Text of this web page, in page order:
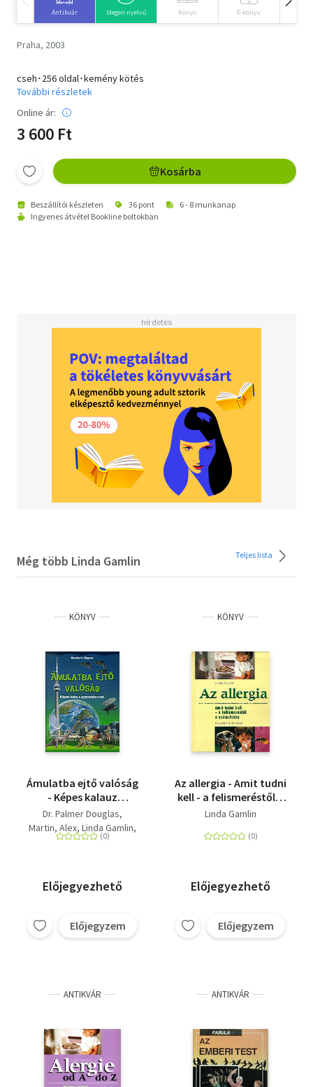
Antikvár Idegen nyelvű Könyv E-könyv
Praha, 2003
cseh･256 oldal･kemény kötés
További részletek
Online ár:
3 600 Ft
Kosárba
Beszállítói készleten 36 pont
6 - 8 munkanap
Ingyenes átvétel Bookline boltokban
Még több Linda Gamlin Teljes lista
KÖNYV
Ámulatba ejtő valóság
- Képes kalauz
gyermekeknek
Dr. Palmer Douglas
Martin, Alex Linda Gamlin
David Burnie
Előjegyezhető
Előjegyzem
KÖNYV
Az allergia - Amit tudni
kell - a felismeréstől a
gyógyításig
Linda Gamlin
Előjegyezhető
Előjegyzem
ANTIKVÁR ANTIKVÁR